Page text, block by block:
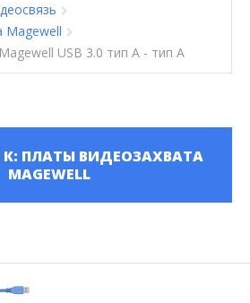
Magewell
USB 3.0 тип A - тип A
К: ПЛАТЫ ВИДЕОЗАХВАТА
MAGEWELL